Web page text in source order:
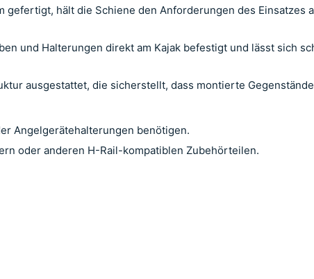
hält die Schiene den Anforderungen des Einsatzes
und Halterungen direkt am Kajak befestigt und lässt sich
ausgestattet, die sicherstellt, dass montierte
Angelgerätehalterungen benötigen.
oder anderen H-Rail-kompatiblen Zubehörteilen.